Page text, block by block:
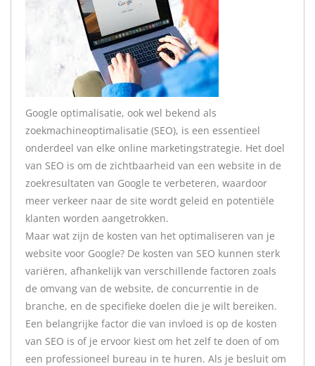
Google optimalisatie, ook wel bekend als
zoekmachineoptimalisatie (SEO), is een essentieel
onderdeel van elke online marketingstrategie. Het doel
van SEO is om de zichtbaarheid van een website in de
zoekresultaten van Google te verbeteren, waardoor
meer verkeer naar de site wordt geleid en potentiële
klanten worden aangetrokken.
Maar wat zijn de kosten van het optimaliseren van je
website voor Google? De kosten van SEO kunnen sterk
variëren, afhankelijk van verschillende factoren zoals
de omvang van de website, de concurrentie in de
branche, en de specifieke doelen die je wilt bereiken.
Een belangrijke factor die van invloed is op de kosten
van SEO is of je ervoor kiest om het zelf te doen of om
een professioneel bureau in te huren. Als je besluit om